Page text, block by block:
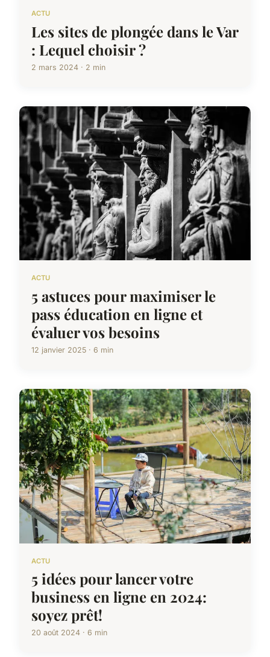
ACTU
Les sites de plongée dans le Var
: Lequel choisir ?
2 mars 2024 · 2 min
ACTU
5 astuces pour maximiser le
pass éducation en ligne et
évaluer vos besoins
12 janvier 2025 · 6 min
ACTU
5 idées pour lancer votre
business en ligne en 2024:
soyez prêt!
20 août 2024 · 6 min